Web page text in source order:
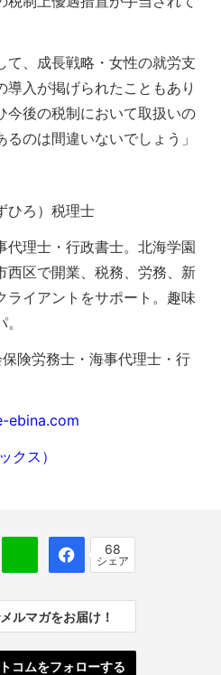
て、成長戦略・女性の就労支
入が掲げられたこともあり
今後の税制において取扱いの
のは間違いないでしょう」
ろ）税理士
代理士・行政書士。北海学園
西区で開業、税務、労務、新
ライアントをサポート。趣味
険労務士・海事代理士・行
ebina.com
クス）
68
シェア
ルマガをお届け！
コムをフォローする